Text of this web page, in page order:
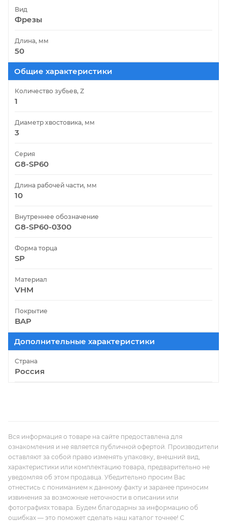
Вид
Фрезы
Длина, мм
50
Общие характеристики
Количество зубьев, Z
1
Диаметр хвостовика, мм
3
Серия
G8-SP60
Длина рабочей части, мм
10
Внутреннее обозначение
G8-SP60-0300
Форма торца
SP
Материал
VHM
Покрытие
BAP
Дополнительные характеристики
Страна
Россия
Вся информация о товаре на сайте предоставлена для
ознакомления и не является публичной офертой. Производители
оставляют за собой право изменять упаковку, внешний вид,
характеристики или комплектацию товара, предварительно не
уведомляя об этом продавца. Убедительно просим Вас
отнестись с пониманием к данному факту и заранее приносим
извинения за возможные неточности в описании или
фотографиях товара. Будем благодарны за информацию об
ошибках — это поможет сделать наш каталог точнее! С